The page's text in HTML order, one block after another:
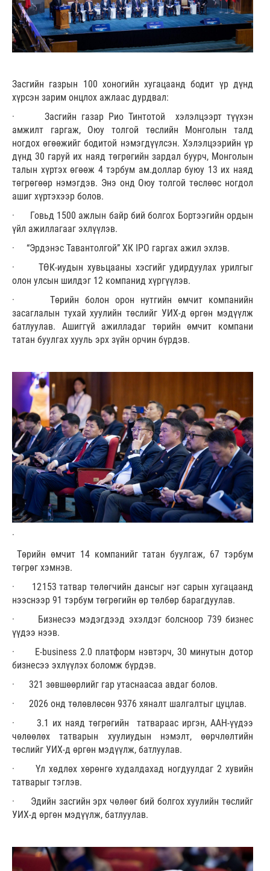
Засгийн газрын 100 хоногийн хугацаанд бодит үр дүнд
хүрсэн зарим онцлох ажлаас дурдвал:
· Засгийн газар Рио Тинтотой хэлэлцээрт түүхэн
амжилт гаргаж, Оюу толгой төслийн Монголын талд
ногдох өгөөжийг бодитой нэмэгдүүлсэн. Хэлэлцээрийн үр
дүнд 30 гаруй их наяд төгрөгийн зардал буурч, Монголын
талын хүртэх өгөөж 4 тэрбум ам.доллар буюу 13 их наяд
төгрөгөөр нэмэгдэв. Энэ онд Оюу толгой төслөөс ногдол
ашиг хүртэхээр болов.
· Говьд 1500 ажлын байр бий болгох Бортээгийн ордын
үйл ажиллагааг эхлүүлэв.
· “Эрдэнэс Тавантолгой” ХК IPO гаргах ажил эхлэв.
· ТӨК-иудын хувьцааны хэсгийг удирдуулах урилгыг
олон улсын шилдэг 12 компанид хүргүүлэв.
· Төрийн болон орон нутгийн өмчит компанийн
засаглалын тухай хуулийн төслийг УИХ-д өргөн мэдүүлж
батлуулав. Ашиггүй ажилладаг төрийн өмчит компани
татан буулгах хууль эрх зүйн орчин бүрдэв.
·
Төрийн өмчит 14 компанийг татан буулгаж, 67 тэрбум
төгрөг хэмнэв.
· 12153 татвар төлөгчийн дансыг нэг сарын хугацаанд
нээснээр 91 тэрбум төгрөгийн өр төлбөр барагдуулав.
· Бизнесээ мэдэгдээд эхэлдэг болсноор 739 бизнес
үүдээ нээв.
· E-business 2.0 платформ нэвтэрч, 30 минутын дотор
бизнесээ эхлүүлэх боломж бүрдэв.
· 321 зөвшөөрлийг гар утаснаасаа авдаг болов.
· 2026 онд төлөвлөсөн 9376 хяналт шалгалтыг цуцлав.
· 3.1 их наяд төгрөгийн татвараас иргэн, ААН-үүдээ
чөлөөлөх татварын хуулиудын нэмэлт, өөрчлөлтийн
төслийг УИХ-д өргөн мэдүүлж, батлуулав.
· Үл хөдлөх хөрөнгө худалдахад ногдуулдаг 2 хувийн
татварыг тэглэв.
· Эдийн засгийн эрх чөлөөг бий болгох хуулийн төслийг
УИХ-д өргөн мэдүүлж, батлуулав.